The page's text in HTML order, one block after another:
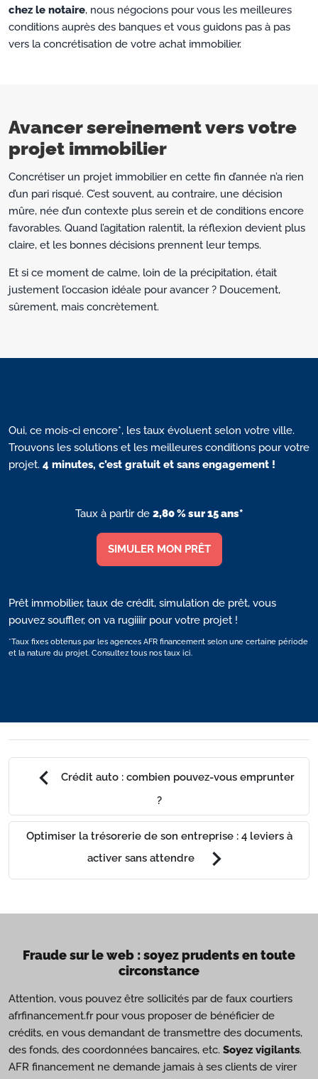
chez le notaire, nous négocions pour vous les meilleures
conditions auprès des banques et vous guidons pas à pas
vers la concrétisation de votre achat immobilier.
Avancer sereinement vers votre
projet immobilier
Concrétiser un projet immobilier en cette fin d’année n’a rien
d’un pari risqué. C’est souvent, au contraire, une décision
mûre, née d’un contexte plus serein et de conditions encore
favorables. Quand l’agitation ralentit, la réflexion devient plus
claire, et les bonnes décisions prennent leur temps.
Et si ce moment de calme, loin de la précipitation, était
justement l’occasion idéale pour avancer ? Doucement,
sûrement, mais concrètement.
Oui, ce mois-ci encore*, les taux évoluent selon votre ville.
Trouvons les solutions et les meilleures conditions pour votre
projet. 4 minutes, c’est gratuit et sans engagement !
Taux à partir de 2,80 % sur 15 ans*
SIMULER MON PRÊT
Prêt immobilier, taux de crédit, simulation de prêt, vous
pouvez souffler, on va rugiiiir pour votre projet !
*Taux fixes obtenus par les agences AFR financement selon une certaine période
et la nature du projet. Consultez tous nos taux ici.
chevron_left
Crédit auto : combien pouvez-vous emprunter
?
Optimiser la trésorerie de son entreprise : 4 leviers à
activer sans attendre
chevron_right
Fraude sur le web : soyez prudents en toute
circonstance
Attention, vous pouvez être sollicités par de faux courtiers
afrfinancement.fr pour vous proposer de bénéficier de
crédits, en vous demandant de transmettre des documents,
des fonds, des coordonnées bancaires, etc. Soyez vigilants.
AFR financement ne demande jamais à ses clients de virer